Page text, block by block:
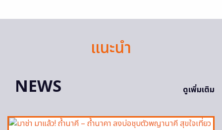
แนะนำ
NEWS
ดูเพิ่มเติม